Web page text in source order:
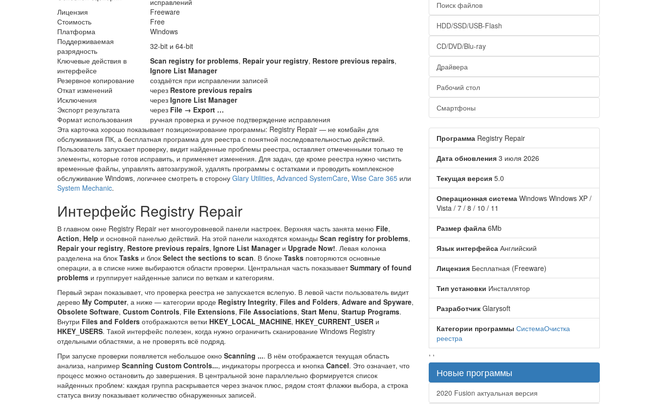
исправлений
Лицензия
Freeware
Стоимость
Free
Платформа
Windows
Поддерживаемая
разрядность
32-bit и 64-bit
Ключевые действия в
интерфейсе
Scan registry for problems, Repair your registry, Restore previous repairs,
Ignore List Manager
Резервное копирование
создаётся при исправлении записей
Откат изменений
через Restore previous repairs
Исключения
через Ignore List Manager
Экспорт результата
через File → Export …
Формат использования
ручная проверка и ручное подтверждение исправления
Эта карточка хорошо показывает позиционирование программы: Registry Repair — не комбайн для
обслуживания ПК, а бесплатная программа для реестра с понятной последовательностью действий.
Пользователь запускает проверку, видит найденные проблемы реестра, оставляет отмеченными только те
элементы, которые готов исправить, и применяет изменения. Для задач, где кроме реестра нужно чистить
временные файлы, управлять автозагрузкой, удалять программы с остатками и проводить комплексное
обслуживание Windows, логичнее смотреть в сторону Glary Utilities, Advanced SystemCare, Wise Care 365 или
System Mechanic.
Интерфейс Registry Repair
В главном окне Registry Repair нет многоуровневой панели настроек. Верхняя часть занята меню File,
Action, Help и основной панелью действий. На этой панели находятся команды Scan registry for problems,
Repair your registry, Restore previous repairs, Ignore List Managerи Upgrade Now!. Левая колонка
разделена на блок Tasks и блок Select the sections to scan. В блоке Tasks повторяются основные
операции, а в списке ниже выбираются области проверки. Центральная часть показываетSummary of found
problems и группирует найденные записи по веткам и категориям.
Первый экран показывает, что проверка реестра не запускается вслепую. В левой части пользователь видит
дерево My Computer, а ниже — категории вроде Registry Integrity, Files and Folders, Adware and Spyware,
Obsolete Software, Custom Controls, File Extensions, File Associations, Start Menu, Startup Programs.
Внутри Files and Folders отображаются ветки HKEY_LOCAL_MACHINE, HKEY_CURRENT_USER и
HKEY_USERS. Такой интерфейс полезен, когда нужно ограничить сканирование Windows Registry
отдельными областями, а не проверять всё подряд.
При запуске проверки появляется небольшое окно Scanning .... В нём отображается текущая область
анализа, например Scanning Custom Controls..., индикаторы прогресса и кнопка Cancel. Это означает, что
процесс можно остановить до завершения. В центральной зоне параллельно формируется список
найденных проблем: каждая группа раскрывается через значок плюс, рядом стоят флажки выбора, а строка
статуса внизу показывает количество обнаруженных записей.
Поиск файлов
HDD/SSD/USB-Flash
CD/DVD/Blu-ray
Драйвера
Рабочий стол
Смартфоны
Программа Registry Repair
Дата обновления 3 июля 2026
Текущая версия 5.0
Операционная система Windows Windows XP /
Vista / 7 / 8 / 10 / 11
Размер файла 6Mb
Язык интерфейса Английский
Лицензия Бесплатная (Freeware)
Тип установки Инсталлятор
Разработчик Glarysoft
Категории программы СистемаОчистка
реестра
, ,
Новые программы
2020 Fusion актуальная версия